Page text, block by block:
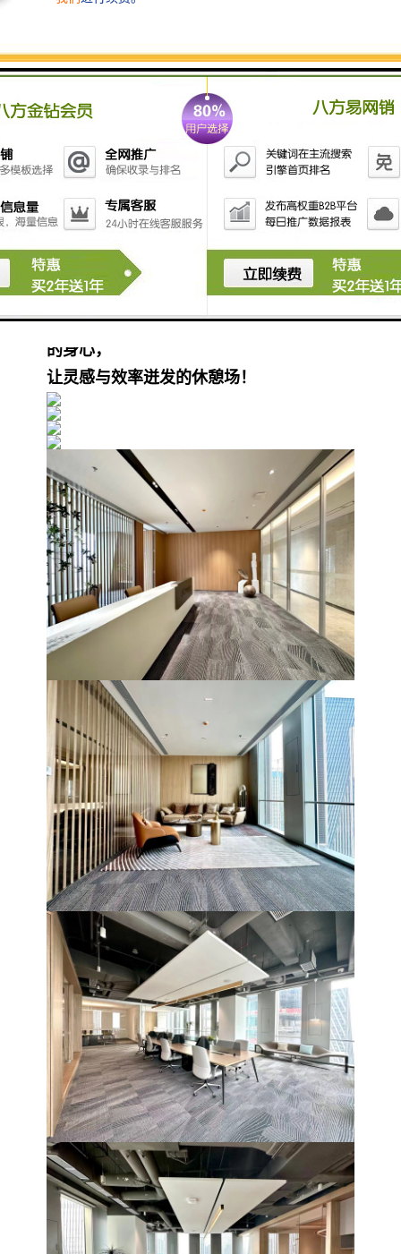
多层次景观体验，屋顶花园，城市森呼吸
规划屋顶花园，多层次、阶梯式设计，让景
观、商业与人文融合。
花园式露台办公，激发商务能量；
设空*享露台护院，阳光鲜氧愉悦身心，激
发灵感与效率；
设空*享露台护院，为都市白领们打造舒适
的办公环境
让他们在工作之余，还有一处可以保持愉悦
的身心，
让灵感与效率迸发的休憩场！